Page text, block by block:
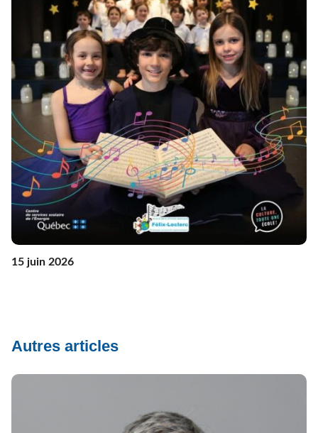
15 juin 2026
Autres articles